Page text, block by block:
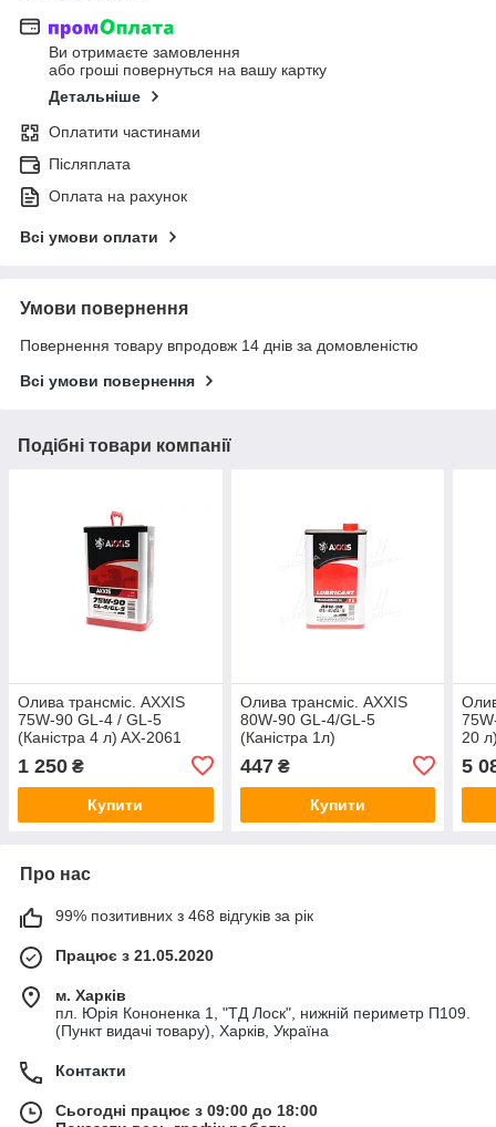
Ви отримаєте замовлення
або гроші повернуться на вашу картку
Детальніше
Оплатити частинами
Післяплата
Оплата на рахунок
Всі умови оплати
Умови повернення
Повернення товару впродовж 14 днів за домовленістю
Всі умови повернення
Подібні товари компанії
Олива трансміс. AXXIS
75W-90 GL-4 / GL-5
(Каністра 4 л) AX-2061
1 250 ₴
Купити
Олива трансміс. AXXIS
80W-90 GL-4/GL-5
(Каністра 1л)
447₴
Купити
20
5
Про нас
99% позитивних з 468 відгуків за рік
Працює з 21.05.2020
м. Харків
пл. Юрія Кононенка 1, "ТД Лоск", нижній периметр П109.
(Пункт видачі товару), Харків, Україна
Контакти
Сьогодні працює з 09:00 до 18:00